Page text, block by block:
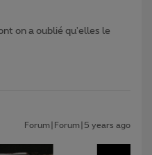
on a oublié qu'elles le
Forum|Forum|5 years ago